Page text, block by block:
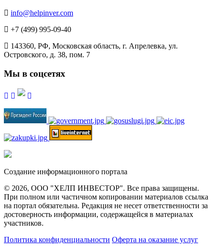
info@helpinver.com
+7 (499) 995-09-40
143360, РФ, Московская область, г. Апрелевка, ул.
Островского, д. 38, пом. 7
Мы в соцсетях
Создание информационного портала
© 2026, ООО "ХЕЛП ИНВЕСТОР". Все права защищены.
При полном или частичном копировании материалов ссылка
на портал обязательна. Редакция не несет ответственности за
достоверность информации, содержащейся в материалах
участников.
Политика конфиденциальности Оферта на оказание услуг